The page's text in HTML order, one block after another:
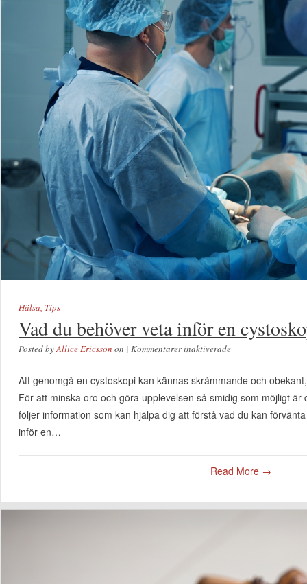
Hälsa, Tips
Vad du behöver veta inför en
Posted byAllice Ericsson on | Kommentarer inaktiverade
cystoskopi
Att genomgå en cystoskopi kan kännas skrämmande och
För att minska oro och göra upplevelsen så smidig som möjligt
följer information som kan hjälpa dig att förstå vad du kan
inför en…
Read More →